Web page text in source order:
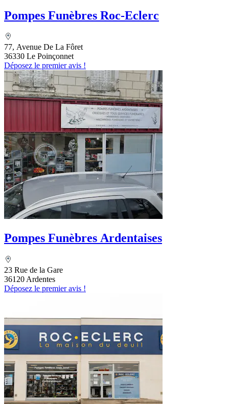
Pompes Funèbres Roc-Eclerc
77, Avenue De La Fôret
36330 Le Poinçonnet
Déposez le premier avis !
Pompes Funèbres Ardentaises
23 Rue de la Gare
36120 Ardentes
Déposez le premier avis !